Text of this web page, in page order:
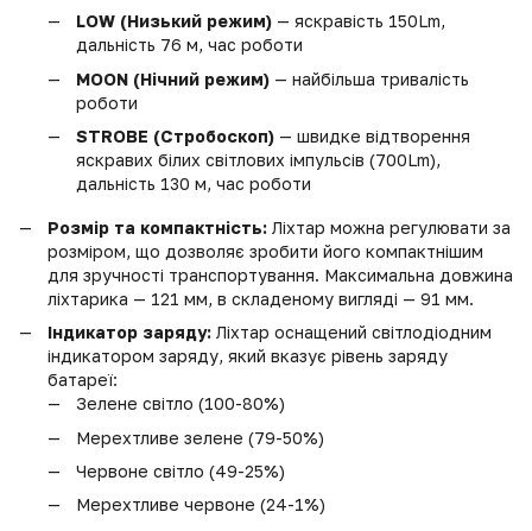
LOW (Низький режим) — яскравість 150Lm,
дальність 76 м, час роботи
MOON (Нічний режим) — найбільша тривалість
роботи
STROBE (Стробоскоп) — швидке відтворення
яскравих білих світлових імпульсів (700Lm),
дальність 130 м, час роботи
Розмір та компактність: Ліхтар можна регулювати за
розміром, що дозволяє зробити його компактнішим
для зручності транспортування. Максимальна довжина
ліхтарика — 121 мм, в складеному вигляді — 91 мм.
Індикатор заряду: Ліхтар оснащений світлодіодним
індикатором заряду, який вказує рівень заряду
батареї:
Зелене світло (100-80%)
Мерехтливе зелене (79-50%)
Червоне світло (49-25%)
Мерехтливе червоне (24-1%)